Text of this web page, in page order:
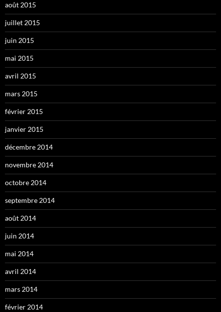
août 2015
juillet 2015
juin 2015
mai 2015
avril 2015
mars 2015
février 2015
janvier 2015
décembre 2014
novembre 2014
octobre 2014
septembre 2014
août 2014
juin 2014
mai 2014
avril 2014
mars 2014
février 2014